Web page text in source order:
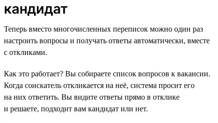
кандидат
Теперь вместо многочисленных переписок можно один раз
настроить вопросы и получать ответы автоматически, вместе
с откликами.
Как это работает? Вы собираете список вопросов к вакансии.
Когда соискатель откликается на неё, система просит его
на них ответить. Вы видите ответы прямо в отклике
и решаете, подходит вам кандидат или нет.